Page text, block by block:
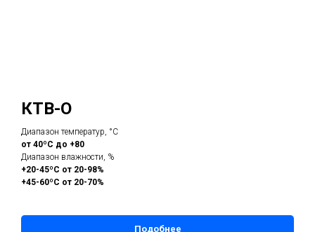
КТВ-О
Диапазон температур, °С
от 40ºС до +80
Диапазон влажности, %
+20-45ºС от 20-98%
+45-60ºС от 20-70%
Подобнее